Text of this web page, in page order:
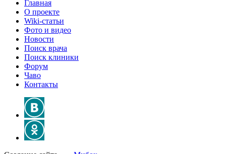
Главная
О проекте
Wiki-статьи
Фото и видео
Новости
Поиск врача
Поиск клиники
Форум
Чаво
Контакты